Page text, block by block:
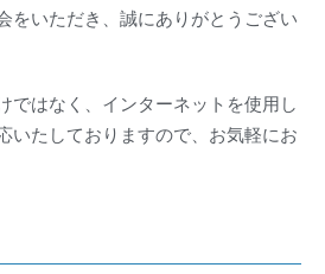
をいただき、誠にありがとうござい
ではなく、インターネットを使用し
いたしておりますので、お気軽にお